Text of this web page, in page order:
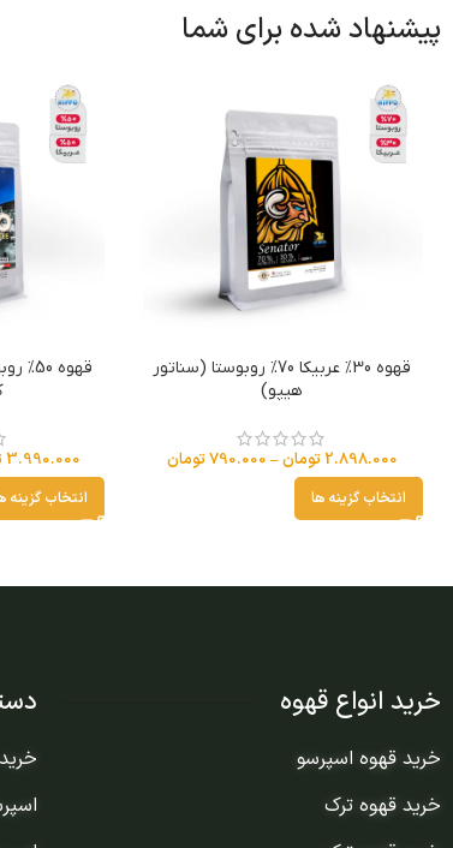
پیشنهاد شده برای شما
قهوه 30% عربیکا 70% روبوستا (سناتور
هیپو)
2.898.000 تومان–
790.000تومان
انتخاب گزینه ها
3.990.000
انتخاب گزینه
خرید انواع قهوه
خرید قهوه اسپرسو
خرید قهوه ترک